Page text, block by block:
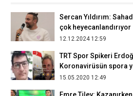
Sercan Yıldırım:
çok heyecanlandırıyor
12.12.2024 12:59
TRT Spor Spikeri
Koronavirüsün spora
değerlendirdi
15.05.2020 12:49